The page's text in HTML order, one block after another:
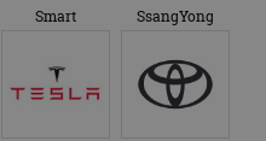
Smart SsangYong